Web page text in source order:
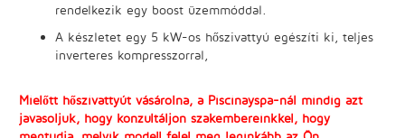
rendelkezik egy boost üzemmóddal.
A készletet egy 5 kW-os hőszivattyú egészíti ki, teljes
inverteres kompresszorral,
Mielőtt hőszivattyút vásárolna, a Piscinayspa-nál mindig azt
javasoljuk, hogy konzultáljon szakembereinkkel, hogy